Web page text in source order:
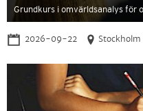
Grundkurs i omvärldsanalys för
2026-09-22 Stockholm